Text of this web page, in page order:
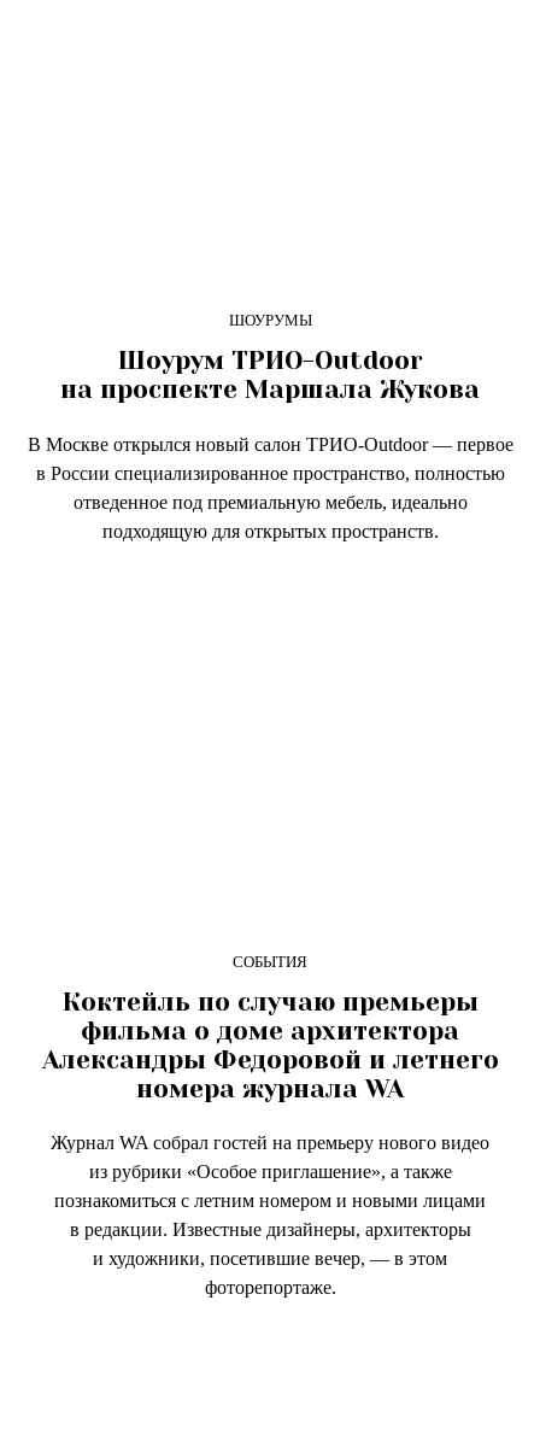
ШОУРУМЫ
Шоурум ТРИО-Outdoor
на проспекте Маршала Жукова
В Москве открылся новый салон ТРИО-Outdoor — первое
в России специализированное пространство, полностью
отведенное под премиальную мебель, идеально
подходящую для открытых пространств.
СОБЫТИЯ
Коктейль по случаю премьеры
фильма о доме архитектора
Александры Федоровой и летнего
номера журнала WA
Журнал WA собрал гостей на премьеру нового видео
из рубрики «Особое приглашение», а также
познакомиться с летним номером и новыми лицами
в редакции. Известные дизайнеры, архитекторы
и художники, посетившие вечер, — в этом
фоторепортаже.